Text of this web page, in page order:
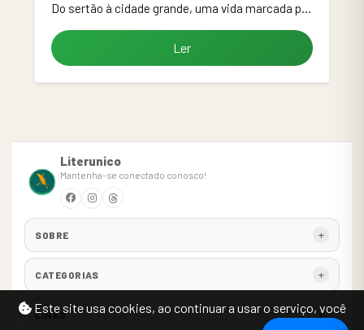
Este site usa cookies, ao continuar a usar o serviço, você
Do sertão à cidade grande, uma vida marcada pela dor e pela esperança. Expulsa de casa ainda jovem,...
Ler
Literunico
Mantenha-se conectado conosco!
SOBRE
CATEGORIAS
LINKS